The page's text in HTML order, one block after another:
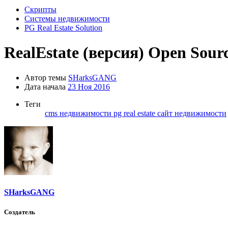
Скрипты
Системы недвижимости
PG Real Estate Solution
RealEstate (версия) Open
Автор темы SHarksGANG
Дата начала 23 Ноя 2016
Теги
cms недвижимости pg real estate сайт недвижимости
SHarksGANG
Создатель